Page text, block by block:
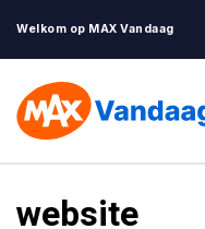
Welkom op MAX Vandaag
website